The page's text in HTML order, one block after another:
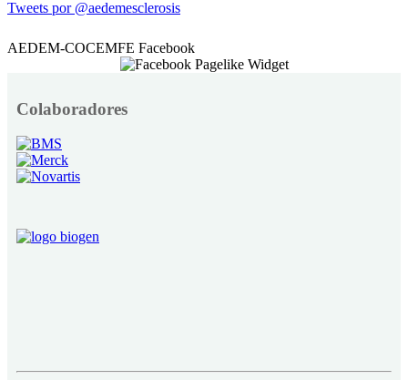
Tweets por @aedemesclerosis
AEDEM-COCEMFE Facebook
Colaboradores